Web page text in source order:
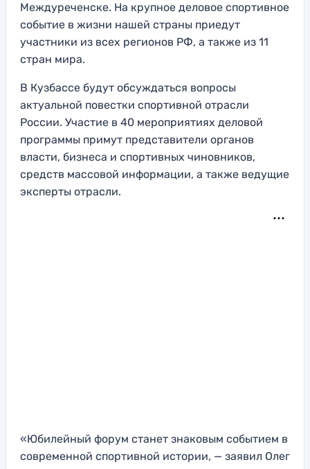
Междуреченске. На крупное деловое спортивное
событие в жизни нашей страны приедут
участники из всех регионов РФ, а также из 11
стран мира.
В Кузбассе будут обсуждаться вопросы
актуальной повестки спортивной отрасли
России. Участие в 40 мероприятиях деловой
программы примут представители органов
власти, бизнеса и спортивных чиновников,
средств массовой информации, а также ведущие
эксперты отрасли.
«Юбилейный форум станет знаковым событием в
современной спортивной истории, — заявил Олег